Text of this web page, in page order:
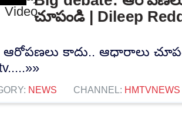
చూపండి | Dileep
ఆరోపణలు కాదు.. ఆధారాలు
NEWS CHANNEL: HMTVNEWS